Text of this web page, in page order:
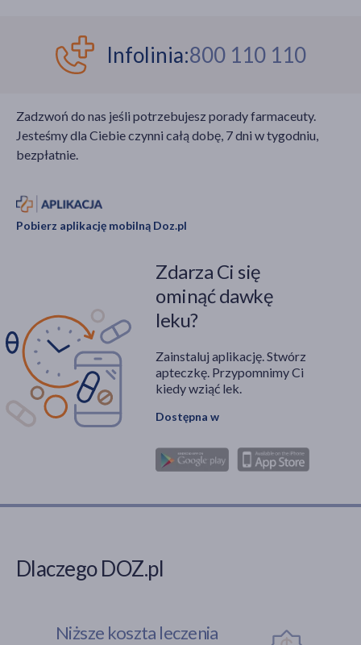
Infolinia:800 110 110
Zadzwoń do nas jeśli potrzebujesz porady farmaceuty.
Jesteśmy dla Ciebie czynni całą dobę, 7 dni w tygodniu,
bezpłatnie.
Pobierz aplikację mobilną Doz.pl
Zdarza Ci się
ominąć dawkę
leku?
Zainstaluj aplikację. Stwórz
apteczkę. Przypomnimy Ci
kiedy wziąć lek.
Dostępna w
Dlaczego DOZ.pl
Niższe koszta leczenia